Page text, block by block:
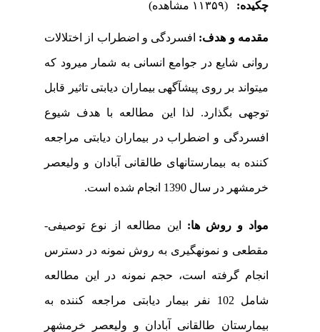
چکیده:
مقدمه و هدف:افسردگی و اضطراب از اختلالات
روانی شایع در جوامع انسانی به شمار می­رود که
می­تواند بر روی پیش­آگهی بیماران دیابتی تاثیر قابل
توجهی بگذارد. لذا این مطالعه با هدف شیوع
افسردگی و اضطراب در بیماران دیابتی مراجعه
کننده به بیمارستان­های طالقانی آبادان و ولیعصر
خرمشهر در سال 1390 انجام شده است.
مواد و روش ها:این مطالعه از نوع توصیفی-
مقطعی و نمونه­گیری به روش نمونه در دسترس
انجام گرفته است، حجم نمونه در این مطالعه
شامل 102 نفر بیمار دیابتی مراجعه کننده به
بیمارستان طالقانی آبادان و ولیعصر خرمشهر